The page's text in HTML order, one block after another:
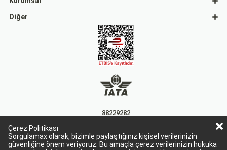
Çerez Politikası
Sorgulamax olarak, bizimle paylaştığınız kişisel verilerinizin
güvenliğine önem veriyoruz. Bu amaçla çerez verilerinizin hukuka
Diğer
88229282
15863